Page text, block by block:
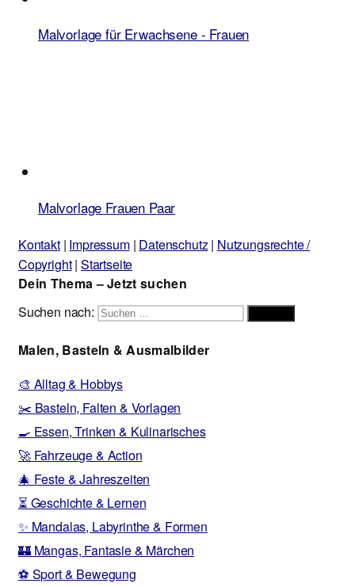
Malvorlage für Erwachsene - Frauen
Malvorlage Frauen Paar
Kontakt| Impressum| Datenschutz | Nutzungsrechte /
Copyright| Startseite
Dein Thema – Jetzt suchen
Suchen nach:
Malen, Basteln & Ausmalbilder
🎨 Alltag & Hobbys
✂️ Basteln, Falten & Vorlagen
🍳 Essen, Trinken & Kulinarisches
🚀 Fahrzeuge & Action
🎄 Feste & Jahreszeiten
⏳ Geschichte & Lernen
✨ Mandalas, Labyrinthe & Formen
🏰 Mangas, Fantasie & Märchen
⚽ Sport & Bewegung